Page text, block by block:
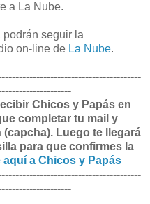
a La Nube.
podrán seguir la
on-line de La Nube.
Chicos y Papás en
completar tu mail y
Luego te llegará
para que confirmes la
a Chicos y Papás